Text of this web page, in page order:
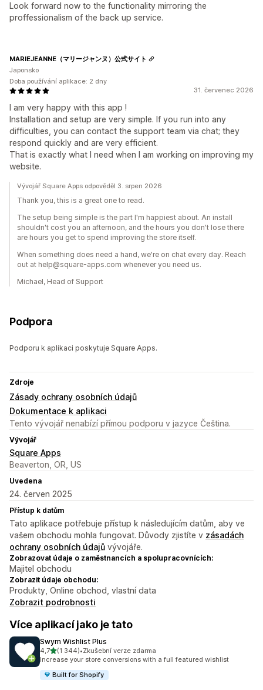
Look forward now to the functionality mirroring the
proffessionalism of the back up service.
31. červenec 2026
I am very happy with this app !
Installation and setup are very simple. If you run into any
difficulties, you can contact the support team via chat; they
respond quickly and are very efficient.
That is exactly what I need when I am working on improving my
website.
MARIEJEANNE（マリージャンヌ）公式サイト
Japonsko
Doba používání aplikace: 2 dny
Vývojář Square Apps odpověděl 3. srpen 2026
Thank you, this is a great one to read.
The setup being simple is the part I'm happiest about. An install
shouldn't cost you an afternoon, and the hours you don't lose there
are hours you get to spend improving the store itself.
When something does need a hand, we're on chat every day. Reach
out at help@square-apps.com whenever you need us.
Michael, Head of Support
Podpora
Podporu k aplikaci poskytuje Square Apps.
Zdroje
Zásady ochrany osobních údajů
Dokumentace k aplikaci
Tento vývojář nenabízí přímou podporu v jazyce Čeština.
Vývojář
Square Apps
Beaverton, OR, US
Uvedena
24. červen 2025
Přístup k datům
Tato aplikace potřebuje přístup k následujícím datům, aby ve
vašem obchodu mohla fungovat. Důvody zjistíte v zásadách
ochrany osobních údajů vývojáře.
Zobrazovat údaje o zaměstnancích a spolupracovnících:
Majitel obchodu
Zobrazit údaje obchodu:
Produkty, Online obchod, vlastní data
Zobrazit podrobnosti
Více aplikací jako je tato
Swym Wishlist Plus
4,7z 5 hvězd
(1 344)
Celkový počet recenzí: 1344
•Zkušební verze zdarma
Increase your store conversions with a full featured wishlist
Built for Shopify